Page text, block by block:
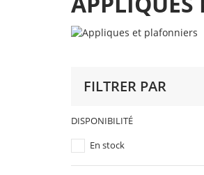
FILTRER PAR
DISPONIBILITÉ
En stock